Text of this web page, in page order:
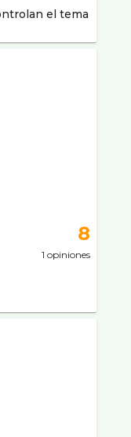
el tema
8
1 opiniones